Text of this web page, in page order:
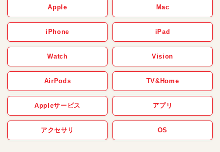
Apple Mac
iPhone iPad
Watch Vision
AirPods TV&Home
Appleサービス アプリ
アクセサリ OS